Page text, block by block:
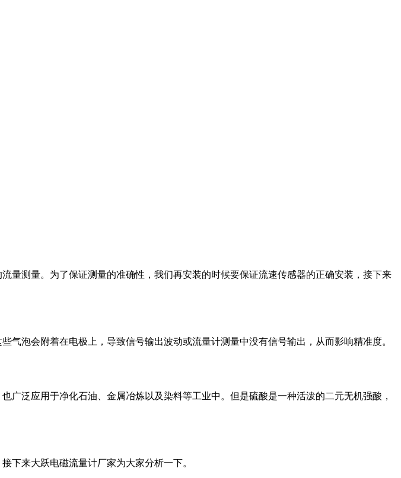
量测量。为了保证测量的准确性，我们再安装的时候要保证流速传感器的正确安装，接下来
泡会附着在电极上，导致信号输出波动或流量计测量中没有信号输出，从而影响精准度。
泛应用于净化石油、金属冶炼以及染料等工业中。但是硫酸是一种活泼的二元无机强酸，
下来大跃电磁流量计厂家​为大家分析一下。